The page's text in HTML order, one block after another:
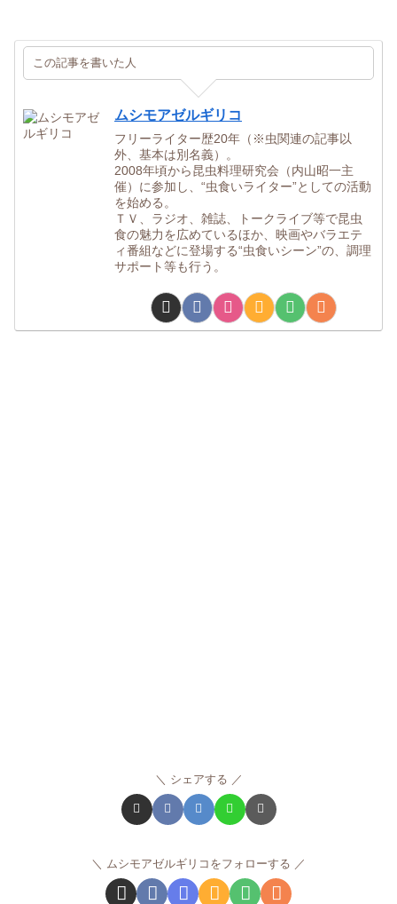
この記事を書いた人
ムシモアゼルギリコ
フリーライター歴20年（※虫関連の記事以
外、基本は別名義）。
2008年頃から昆虫料理研究会（内山昭一主
催）に参加し、“虫食いライター”としての活動
を始める。
ＴＶ、ラジオ、雑誌、トークライブ等で昆虫
食の魅力を広めているほか、映画やバラエテ
ィ番組などに登場する“虫食いシーン”の、調理
サポート等も行う。
シェアする
ムシモアゼルギリコをフォローする